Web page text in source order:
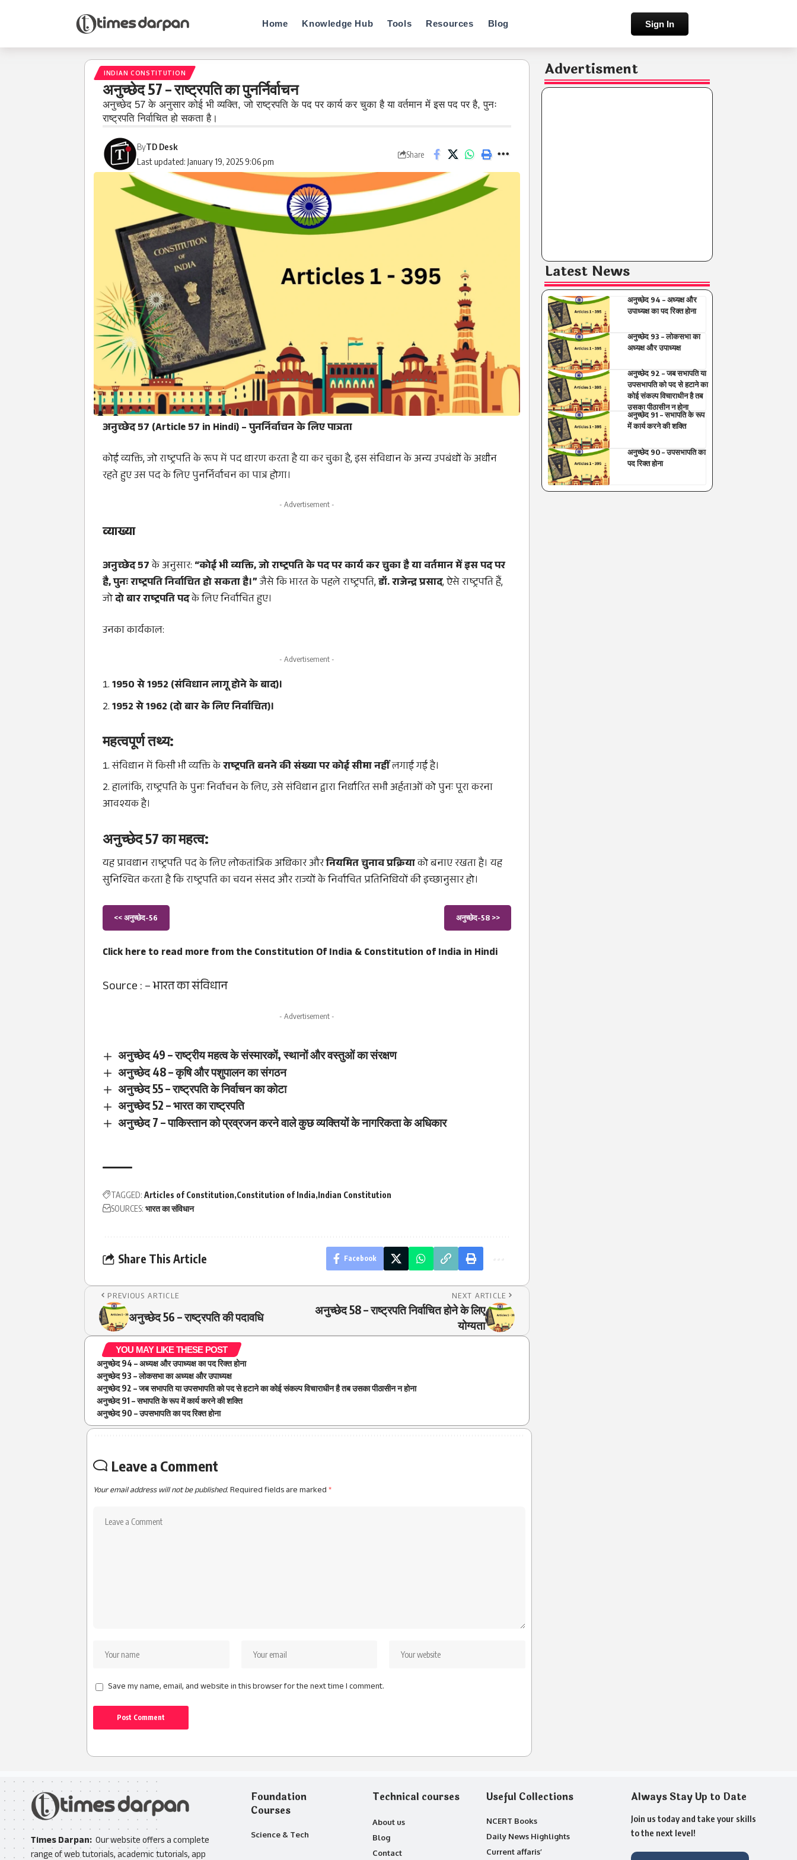
Home Knowledge Hub Tools Resources Blog Sign In
INDIAN CONSTITUTION
अनुच्छेद 57 – राष्ट्रपति का पुनर्निर्वाचन
अनुच्छेद 57 के अनुसार कोई भी व्यक्ति, जो राष्ट्रपति के पद पर कार्य कर चुका है या वर्तमान में इस पद पर है, पुनः
राष्ट्रपति निर्वाचित हो सकता है।
Last updated: January 19, 2025 9:06 pm
ByTD Desk
Share
अनुच्छेद 57 (Article 57 in Hindi) – पुनर्निर्वाचन के लिए पात्रता
कोई व्यक्ति, जो राष्ट्रपति के रूप में पद धारण करता है या कर चुका है, इस संविधान के अन्य उपबंधों के अधीन
रहते हुए उस पद के लिए पुनर्निर्वाचन का पात्र होगा।
- Advertisement -
व्याख्या
अनुच्छेद 57के अनुसार: “कोई भी व्यक्ति, जो राष्ट्रपति के पद पर कार्य कर चुका है या वर्तमान में इस पद पर
है, पुनः राष्ट्रपति निर्वाचित हो सकता है।”जैसे कि भारत के पहले राष्ट्रपति,डॉ. राजेन्द्र प्रसाद, ऐसे राष्ट्रपति हैं,
जोदो बार राष्ट्रपति पदके लिए निर्वाचित हुए।
उनका कार्यकाल:
- Advertisement -
1950 से 1952 (संविधान लागू होने के बाद)।
1952 से 1962 (दो बार के लिए निर्वाचित)।
महत्वपूर्ण तथ्य:
संविधान में किसी भी व्यक्ति केराष्ट्रपति बनने की संख्या पर कोई सीमा नहींलगाई गई है।
हालांकि, राष्ट्रपति के पुनः निर्वाचन के लिए, उसे संविधान द्वारा निर्धारित सभी अर्हताओं को पुनः पूरा करना
आवश्यक है।
अनुच्छेद 57 का महत्व:
यह प्रावधान राष्ट्रपति पद के लिए लोकतांत्रिक अधिकार औरनियमित चुनाव प्रक्रियाको बनाए रखता है। यह
सुनिश्चित करता है कि राष्ट्रपति का चयन संसद और राज्यों के निर्वाचित प्रतिनिधियों की इच्छानुसार हो।
<< अनुच्छेद-56 अनुच्छेद-58 >>
Click here to read more from theConstitution Of India &Constitution of India in Hindi
Source : –भारत का संविधान
- Advertisement -
अनुच्छेद 49 – राष्ट्रीय महत्व के संस्मारकों, स्थानों और वस्तुओं का संरक्षण
अनुच्छेद 48 – कृषि और पशुपालन का संगठन
अनुच्छेद 55 – राष्ट्रपति के निर्वाचन का कोटा
अनुच्छेद 52 – भारत का राष्ट्रपति
अनुच्छेद 7 – पाकिस्तान को प्रव्रजन करने वाले कुछ व्यक्तियों के नागरिकता के अधिकार
TAGGED: Articles of Constitution Constitution of India Indian Constitution
SOURCES: भारत का संविधान
Share This Article Facebook
PREVIOUS ARTICLE
अनुच्छेद 56 – राष्ट्रपति की पदावधि
NEXT ARTICLE
अनुच्छेद 58 – राष्ट्रपति निर्वाचित होने के लिए
योग्यता
YOU MAY LIKE THESE POST
अनुच्छेद 94 – अध्यक्ष और उपाध्यक्ष का पद रिक्त होना
अनुच्छेद 93 – लोकसभा का अध्यक्ष और उपाध्यक्ष
अनुच्छेद 92 – जब सभापति या उपसभापति को पद से हटाने का कोई संकल्प विचाराधीन है तब उसका पीठासीन न होना
अनुच्छेद 91 – सभापति के रूप में कार्य करने की शक्ति
अनुच्छेद 90 – उपसभापति का पद रिक्त होना
Leave a Comment
Your email address will not be published.Required fields are marked*
Save my name, email, and website in this browser for the next time I comment.
Advertisment
Latest News
अनुच्छेद 94 – अध्यक्ष और
उपाध्यक्ष का पद रिक्त होना
अनुच्छेद 93 – लोकसभा का
अध्यक्ष और उपाध्यक्ष
अनुच्छेद 92 – जब सभापति या
उपसभापति को पद से हटाने का
कोई संकल्प विचाराधीन है तब
उसका पीठासीन न होना
अनुच्छेद 91 – सभापति के रूप
में कार्य करने की शक्ति
अनुच्छेद 90 – उपसभापति का
पद रिक्त होना
Times Darpan: Our website offers a complete
range of web tutorials, academic tutorials, app
Foundation
Courses
Science & Tech
Technical courses
About us
Blog
Contact
Useful Collections
NCERT Books
Daily News Highlights
Current affaris’
Always Stay Up to Date
Join us today and take your skills
to the next level!